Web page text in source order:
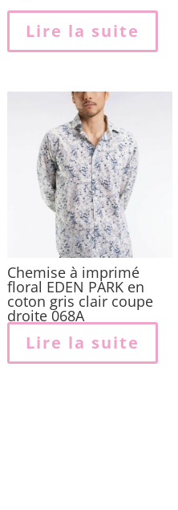
Lire la suite
Chemise à imprimé
floral EDEN PARK en
coton gris clair coupe
droite 068A
Lire la suite